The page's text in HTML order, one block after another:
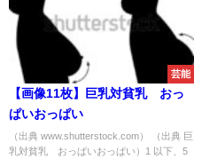
芸能
【画像11枚】巨乳対貧乳 おっ
ぱいおっぱい
（出典 www.shutterstock.com） （出典 巨
乳対貧乳 おっぱいおっぱい）1 以下、5